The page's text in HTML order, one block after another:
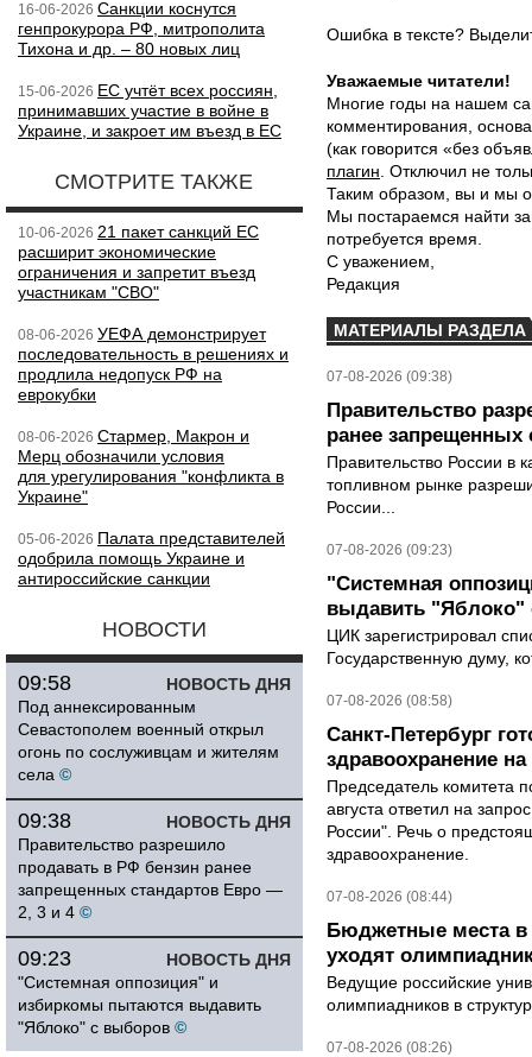
16-06-2026 Санкции коснутся
генпрокурора РФ, митрополита
Тихона и др. – 80 новых лиц
15-06-2026 ЕС учтёт всех россиян,
принимавших участие в войне в
Украине, и закроет им въезд в ЕС
СМОТРИТЕ ТАКЖЕ
10-06-2026 21 пакет санкций ЕС
расширит экономические
ограничения и запретит въезд
участникам "СВО"
08-06-2026 УЕФА демонстрирует
последовательность в решениях и
продлила недопуск РФ на
еврокубки
08-06-2026 Стармер, Макрон и
Мерц обозначили условия
для урегулирования "конфликта в
Украине"
05-06-2026 Палата представителей
одобрила помощь Украине и
антироссийские санкции
НОВОСТИ
НОВОСТЬ ДНЯ
09:58
Под аннексированным
Севастополем военный открыл
огонь по сослуживцам и жителям
села ©
НОВОСТЬ ДНЯ
09:38
Правительство разрешило
продавать в РФ бензин ранее
запрещенных стандартов Евро —
2, 3 и 4 ©
НОВОСТЬ ДНЯ
09:23
"Системная оппозиция" и
избиркомы пытаются выдавить
"Яблоко" с выборов ©
Ошибка в тексте?
Уважаемые читатели!
Многие годы на нашем
комментирования,
(как говорится «без
плагин . Отключил не
Таким образом, вы и мы
Мы постараемся найти
потребуется время.
С уважением,
Редакция
МАТЕРИАЛЫ РАЗДЕЛА
07-08-2026 (09:38)
Правительство
ранее запрещенных
Правительство России в
топливном рынке
России...
07-08-2026 (09:23)
"Системная
выдавить "Яблоко"
ЦИК зарегистрировал
Государственную думу,
07-08-2026 (08:58)
Санкт-Петербург
здравоохранение на
Председатель комитета
августа ответил на
России". Речь о
здравоохранение.
07-08-2026 (08:44)
Бюджетные места в
уходят
Ведущие российские
олимпиадников в
07-08-2026 (08:26)